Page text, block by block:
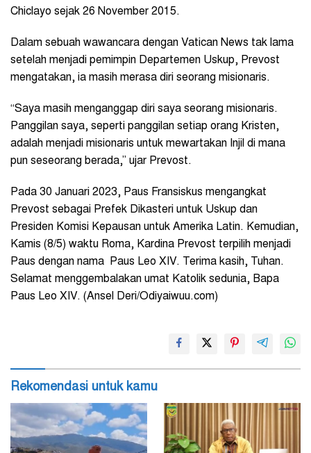
Chiclayo sejak 26 November 2015.
Dalam sebuah wawancara dengan Vatican News tak lama
setelah menjadi pemimpin Departemen Uskup, Prevost
mengatakan, ia masih merasa diri seorang misionaris.
“Saya masih menganggap diri saya seorang misionaris.
Panggilan saya, seperti panggilan setiap orang Kristen,
adalah menjadi misionaris untuk mewartakan Injil di mana
pun seseorang berada,” ujar Prevost.
Pada 30 Januari 2023, Paus Fransiskus mengangkat
Prevost sebagai Prefek Dikasteri untuk Uskup dan
Presiden Komisi Kepausan untuk Amerika Latin. Kemudian,
Kamis (8/5) waktu Roma, Kardina Prevost terpilih menjadi
Paus dengan nama Paus Leo XIV. Terima kasih, Tuhan.
Selamat menggembalakan umat Katolik sedunia, Bapa
Paus Leo XIV. (Ansel Deri/Odiyaiwuu.com)
Rekomendasi untuk kamu